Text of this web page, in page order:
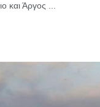
και Άργος ...